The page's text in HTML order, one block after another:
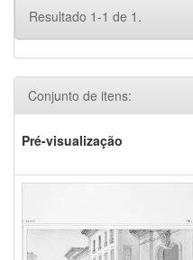
Resultado 1-1 de 1.
Conjunto de itens:
Pré-visualização